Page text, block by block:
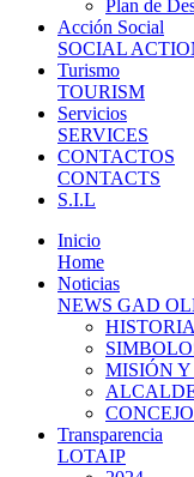
Plan de
Acción Social
SOCIAL
Turismo
TOURISM
Servicios
SERVICES
CONTACTOS
CONTACTS
S.I.L
Inicio
Home
Noticias
NEWS GAD
HISTORIA
MISIÓN
Transparencia
LOTAIP